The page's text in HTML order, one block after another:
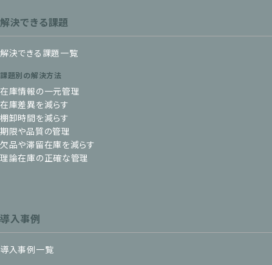
解決できる課題
解決できる課題一覧
課題別の解決方法
在庫情報の一元管理
在庫差異を減らす
棚卸時間を減らす
期限や品質の管理
欠品や滞留在庫を減らす
理論在庫の正確な管理
導入事例
導入事例一覧